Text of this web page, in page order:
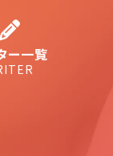
ー一覧